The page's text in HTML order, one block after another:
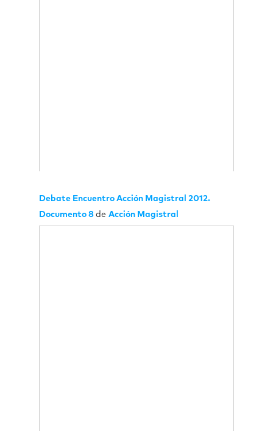
Debate Encuentro Acción Magistral 2012.
Documento 8 de Acción Magistral